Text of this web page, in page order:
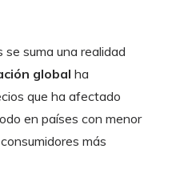
se suma una realidad
global ha
que ha afectado
en países con menor
más